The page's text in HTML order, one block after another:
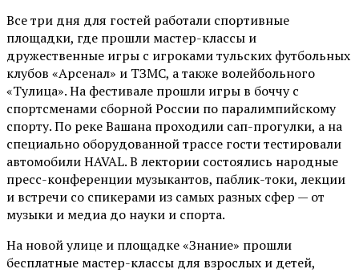
Все три дня для гостей работали спортивные
площадки, где прошли мастер-классы и
дружественные игры с игроками тульских футбольных
клубов «Арсенал» и ТЗМС, а также волейбольного
«Тулица». На фестивале прошли игры в боччу с
спортсменами сборной России по паралимпийскому
спорту. По реке Вашана проходили сап-прогулки, а на
специально оборудованной трассе гости тестировали
автомобили HAVAL. В лектории состоялись народные
пресс-конференции музыкантов, паблик-токи, лекции
и встречи со спикерами из самых разных сфер — от
музыки и медиа до науки и спорта.
На новой улице и площадке «Знание» прошли
бесплатные мастер-классы для взрослых и детей,